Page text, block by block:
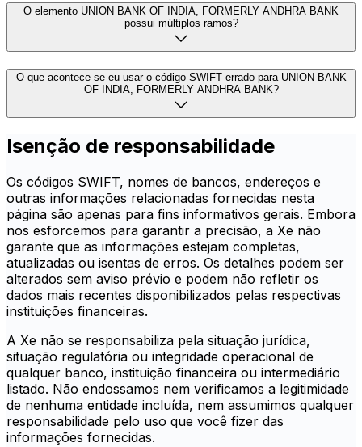
O elemento UNION BANK OF INDIA, FORMERLY ANDHRA BANK
possui múltiplos ramos?
O que acontece se eu usar o código SWIFT errado para UNION BANK
OF INDIA, FORMERLY ANDHRA BANK?
Isenção de responsabilidade
Os códigos SWIFT, nomes de bancos, endereços e
outras informações relacionadas fornecidas nesta
página são apenas para fins informativos gerais. Embora
nos esforcemos para garantir a precisão, a Xe não
garante que as informações estejam completas,
atualizadas ou isentas de erros. Os detalhes podem ser
alterados sem aviso prévio e podem não refletir os
dados mais recentes disponibilizados pelas respectivas
instituições financeiras.
A Xe não se responsabiliza pela situação jurídica,
situação regulatória ou integridade operacional de
qualquer banco, instituição financeira ou intermediário
listado. Não endossamos nem verificamos a legitimidade
de nenhuma entidade incluída, nem assumimos qualquer
responsabilidade pelo uso que você fizer das
informações fornecidas.